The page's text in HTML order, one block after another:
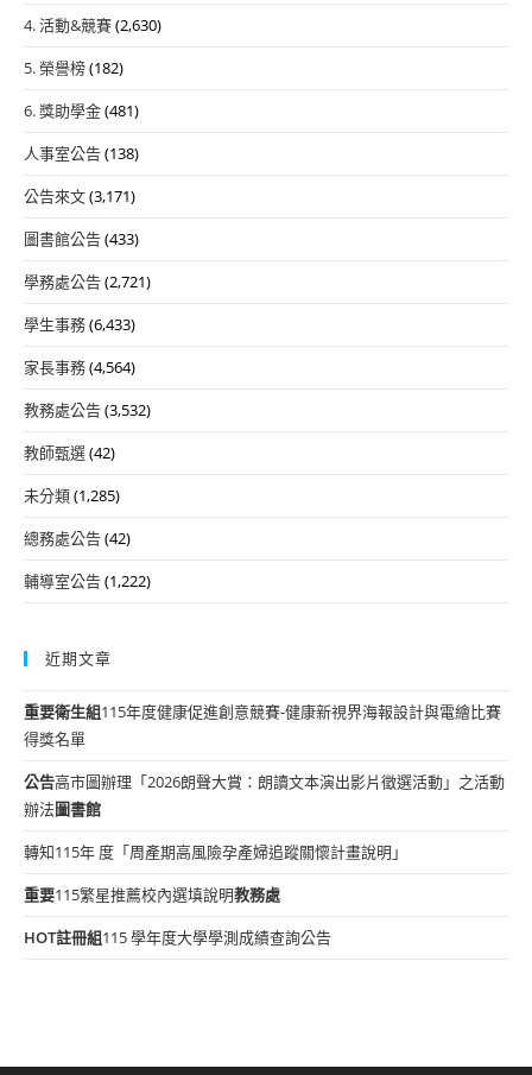
4. 活動&競賽(2,630)
5. 榮譽榜(182)
6. 獎助學金(481)
人事室公告(138)
公告來文(3,171)
圖書館公告(433)
學務處公告(2,721)
學生事務(6,433)
家長事務(4,564)
教務處公告(3,532)
教師甄選(42)
未分類(1,285)
總務處公告(42)
輔導室公告(1,222)
近期文章
重要衛生組115年度健康促進創意競賽-健康新視界海報設計與電繪比賽
得獎名單
公告高市圖辦理「2026朗聲大賞：朗讀文本演出影片徵選活動」之活動
辦法圖書館
轉知115年 度「周產期高風險孕產婦追蹤關懷計畫說明」
重要115繁星推薦校內選填說明教務處
HOT註冊組115 學年度大學學測成績查詢公告